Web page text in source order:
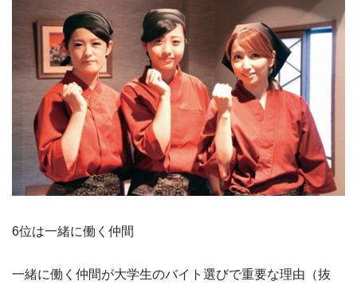
6位は一緒に働く仲間
一緒に働く仲間が大学生のバイト選びで重要な理由（抜